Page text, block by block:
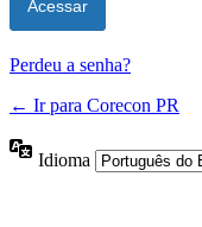
Perdeu a senha?
← Ir para Corecon PR
Idioma